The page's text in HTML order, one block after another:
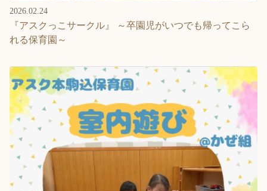
2026.02.24
『アスクっこサークル』 ～卒園児がいつでも帰ってこら
れる保育園～